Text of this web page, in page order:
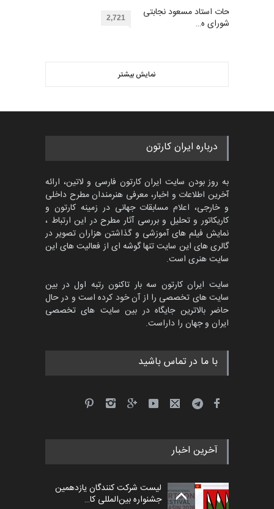
مهلت
دوغان، ترکیه،…
مسابقۀ بین‌المللی کارتون و
کاریکاتور «البغلی…
پنجمین مسابقۀ بین‌المللی
کارتون CARTUNION ، …
مهلت 3 ماه دیگر
جشنواره بین‌المللی کارتون
مدارس پرتغال، ۲۰۲۷
مهلت
مهلت
بیست و هشتمین مسابقه
مهلت 6 روز دیگر
گالری آثار منتخب کارتون های
گرگلی باکاس…
گالری حدود یک ماه قبل
توضیحات استاد مسعود نجابتی
عضو شورای ه… 2,721
نمایش بیشتر
درباره ایران کارتون
به روز بودن سایت ایران کارتون فارسی و لاتین، ارائه
آخرین اطلاعات و اخبار، معرفی هنرمندان مطرح داخلی
و خارجی، اعلام مسابقات جهانی در زمینه کارتون و
کاریکاتور و تحلیل و بررسی آثار مطرح در این ارتباط ،
نمایش فیلم های آموزشی و گذاشتن هزاران تصویر در
گالری های این سایت تنها گوشه ای از فعالیت های این
سایت هنری است.
سایت ایران کارتون سه بار تاکنون رتبه اول در بین
سایت های تخصصی را از آن خود کرده است و در حال
حاضر بالاترین جایگاه در بین سایت های تخصصی
ایران و جهان را داراست.
با ما در تماس باشید
آخرین اخبار
لیست شرکت کنندگان یازدهمین
جشنواره بین‌المللی کا…